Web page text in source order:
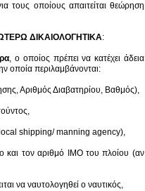
τους οποίους απαιτείται θεώρηση
ΔΙΚΑΙΟΛΟΓΗΤΙΚΑ:
, ο οποίος πρέπει να κατέχει άδεια
οποία περιλαμβάνονται:
Αριθμός Διαβατηρίου, Βαθμός),
shipping/ manning agency),
και τον αριθμό IMO του πλοίου (αν
να ναυτολογηθεί ο ναυτικός,